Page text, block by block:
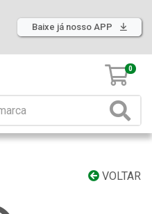
Baixe já nosso APP
0
VOLTAR